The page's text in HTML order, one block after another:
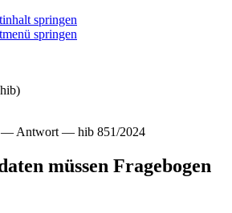
springen
springen
— Antwort — hib 851/2024
müssen Fragebogen